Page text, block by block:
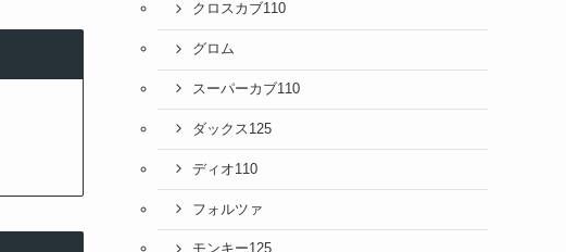
クロスカブ110
グロム
スーパーカブ110
ダックス125
ディオ110
フォルツァ